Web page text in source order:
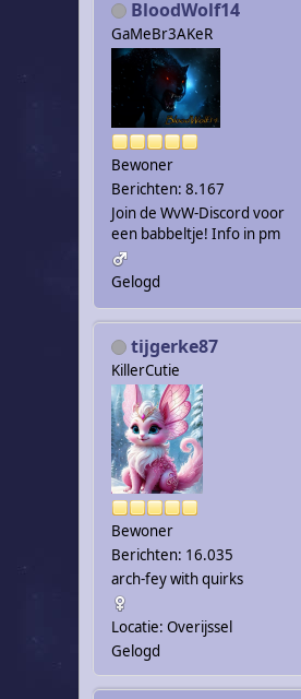
BloodWolf14
GaMeBr3AKeR
Bewoner
Berichten: 8.167
Join de WvW-Discord voor
een babbeltje! Info in pm
Gelogd
tijgerke87
KillerCutie
Bewoner
Berichten: 16.035
arch-fey with quirks
Locatie: Overijssel
Gelogd